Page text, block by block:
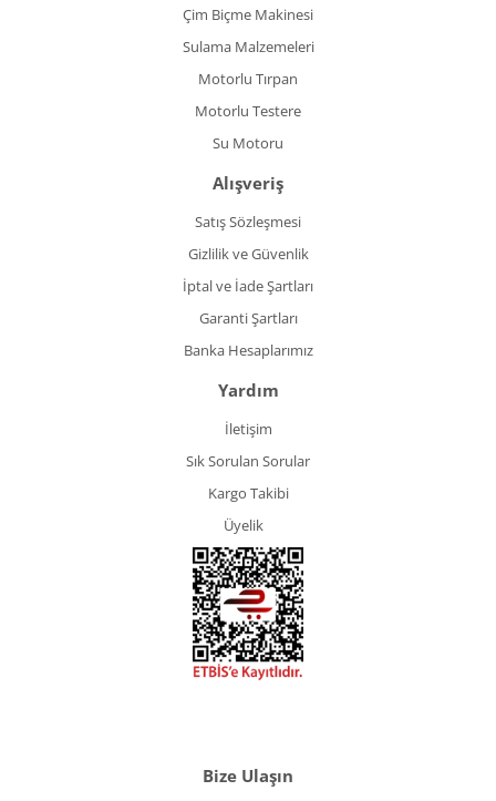
Çim Biçme Makinesi
Sulama Malzemeleri
Motorlu Tırpan
Motorlu Testere
Su Motoru
Alışveriş
Satış Sözleşmesi
Gizlilik ve Güvenlik
İptal ve İade Şartları
Garanti Şartları
Banka Hesaplarımız
Yardım
İletişim
Sık Sorulan Sorular
Kargo Takibi
Üyelik
Bize Ulaşın